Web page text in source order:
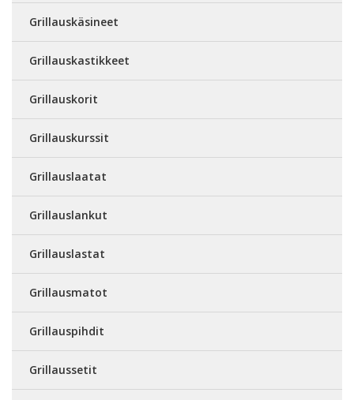
Grillauskäsineet
Grillauskastikkeet
Grillauskorit
Grillauskurssit
Grillauslaatat
Grillauslankut
Grillauslastat
Grillausmatot
Grillauspihdit
Grillaussetit